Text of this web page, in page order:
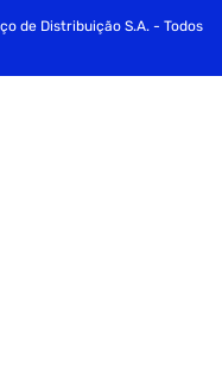
de Distribuição S.A. - Todos